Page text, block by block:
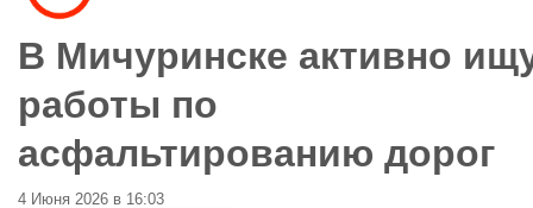
В Мичуринске активно
работы по
асфальтированию дорог
4 Июня 2026 в 16:03